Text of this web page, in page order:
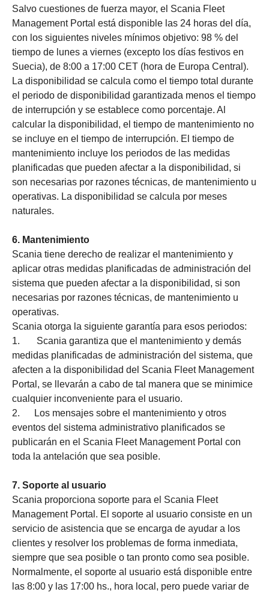
Salvo cuestiones de fuerza mayor, el Scania Fleet
Management Portal está disponible las 24 horas del día,
con los siguientes niveles mínimos objetivo: 98 % del
tiempo de lunes a viernes (excepto los días festivos en
Suecia), de 8:00 a 17:00 CET (hora de Europa Central).
La disponibilidad se calcula como el tiempo total durante
el periodo de disponibilidad garantizada menos el tiempo
de interrupción y se establece como porcentaje. Al
calcular la disponibilidad, el tiempo de mantenimiento no
se incluye en el tiempo de interrupción. El tiempo de
mantenimiento incluye los periodos de las medidas
planificadas que pueden afectar a la disponibilidad, si
son necesarias por razones técnicas, de mantenimiento u
operativas. La disponibilidad se calcula por meses
naturales.
6. Mantenimiento
Scania tiene derecho de realizar el mantenimiento y
aplicar otras medidas planificadas de administración del
sistema que pueden afectar a la disponibilidad, si son
necesarias por razones técnicas, de mantenimiento u
operativas.
Scania otorga la siguiente garantía para esos periodos:
1. Scania garantiza que el mantenimiento y demás
medidas planificadas de administración del sistema, que
afecten a la disponibilidad del Scania Fleet Management
Portal, se llevarán a cabo de tal manera que se minimice
cualquier inconveniente para el usuario.
2. Los mensajes sobre el mantenimiento y otros
eventos del sistema administrativo planificados se
publicarán en el Scania Fleet Management Portal con
toda la antelación que sea posible.
7. Soporte al usuario
Scania proporciona soporte para el Scania Fleet
Management Portal. El soporte al usuario consiste en un
servicio de asistencia que se encarga de ayudar a los
clientes y resolver los problemas de forma inmediata,
siempre que sea posible o tan pronto como sea posible.
Normalmente, el soporte al usuario está disponible entre
las 8:00 y las 17:00 hs., hora local, pero puede variar de